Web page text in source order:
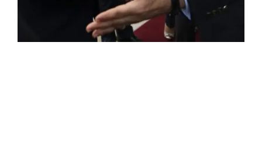
ROSE VALLAND, HEROÏNE DE LA RESISTANCE